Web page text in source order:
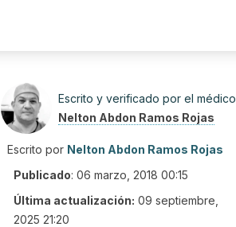
Escrito y verificado por el médico
Nelton Abdon Ramos Rojas
Escrito por Nelton Abdon Ramos Rojas
Publicado: 06 marzo, 2018 00:15
Última actualización: 09 septiembre,
2025 21:20